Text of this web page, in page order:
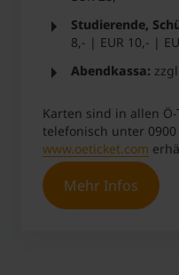
Studierende,
8,- | EUR 10,- |
Abendkassa:
Karten sind in allen
telefonisch unter
www.oeticket.com
Mehr Infos